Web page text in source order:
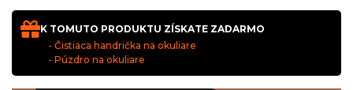
K TOMUTO PRODUKTU ZÍSKATE ZADARMO
- Čistiaca handrička na okuliare
- Púzdro na okuliare